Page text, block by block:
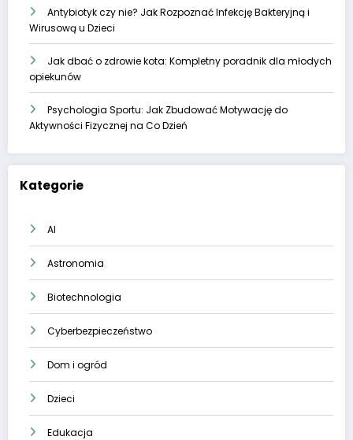
Antybiotyk czy nie? Jak Rozpoznać Infekcję Bakteryjną i
Wirusową u Dzieci
Jak dbać o zdrowie kota: Kompletny poradnik dla młodych
opiekunów
Psychologia Sportu: Jak Zbudować Motywację do
Aktywności Fizycznej na Co Dzień
Kategorie
AI
Astronomia
Biotechnologia
Cyberbezpieczeństwo
Dom i ogród
Dzieci
Edukacja